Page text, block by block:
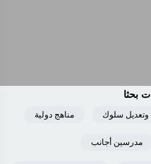
بحثا
سلوك مناهج دولية
مدرسين أجانب